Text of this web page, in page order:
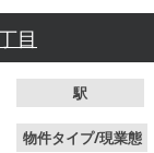
目
駅
物件タイプ/現業態